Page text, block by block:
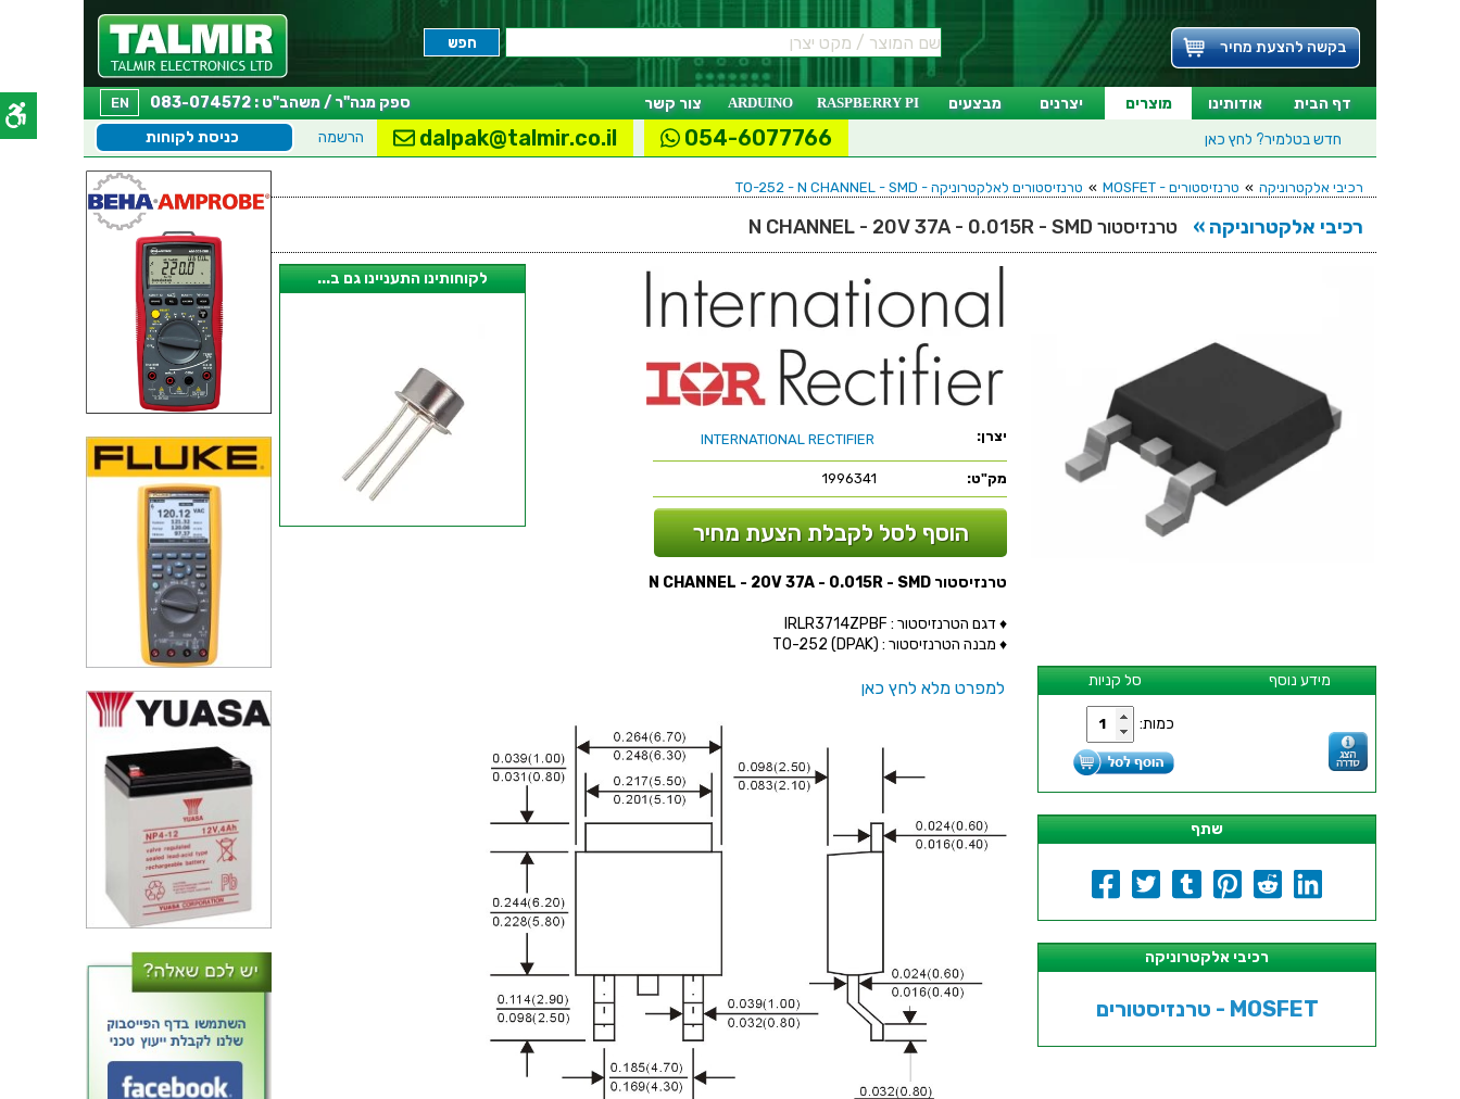
בקשה להצעת מחיר
דף הבית אודותינו מוצרים יצרנים מבצעים RASPBERRY PI
ARDUINO צור קשר EN
ספק מנה"ר / משהב"ט : 083-074572
חדש בטלמיר? לחץ כאן כניסת לקוחות הרשמה dalpak@talmir.co.il 054-6077766
רכיבי אלקטרוניקה » טרנזיסטורים - MOSFET » טרנזיסטורים לאלקטרוניקה - TO-252 - N CHANNEL - SMD
רכיבי אלקטרוניקה » טרנזיסטור N CHANNEL - 20V 37A - 0.015R - SMD
סל קניות מידע נוסף
כמות:
שתף
רכיבי אלקטרוניקה
טרנזיסטורים - MOSFET
יצרן: INTERNATIONAL RECTIFIER
מק"ט: 1996341
הוסף לסל לקבלת הצעת מחיר
לקוחותינו התעניינו גם ב...
טרנזיסטור N CHANNEL - 200V
CH - 1700V 1200A - 7350W
טרנזיסטור N CHANNEL - 20V 37A - 0.015R - SMD
♦ דגם הטרנזיסטור : IRLR3714ZPBF
♦ מבנה הטרנזיסטור : (TO-252 (DPAK
למפרט מלא לחץ כאן